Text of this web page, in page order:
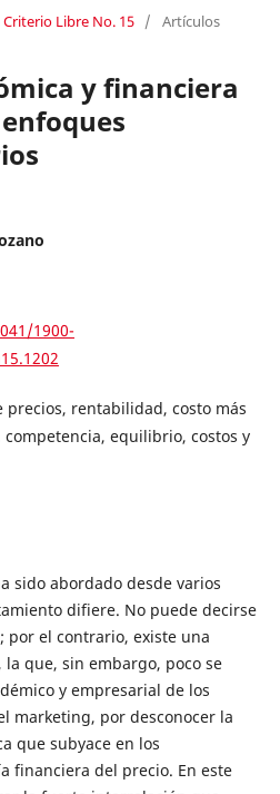
Libre No. 15 / Artículos
y financiera
1900-
precios, rentabilidad, costo más
equilibrio, costos y
sido abordado desde varios
difiere. No puede decirse
por el contrario, existe una
que, sin embargo, poco se
y empresarial de los
marketing, por desconocer la
que subyace en los
financiera del precio. En este